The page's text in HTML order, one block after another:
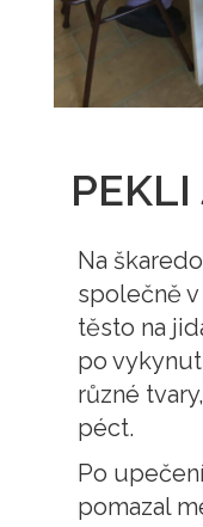
PEKLI
Na
společně
těsto na
po
různé
péct.
Po
pomazal